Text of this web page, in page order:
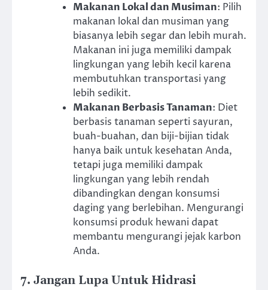
Makanan Lokal dan Musiman: Pilih
makanan lokal dan musiman yang
biasanya lebih segar dan lebih murah.
Makanan ini juga memiliki dampak
lingkungan yang lebih kecil karena
membutuhkan transportasi yang
lebih sedikit.
Makanan Berbasis Tanaman: Diet
berbasis tanaman seperti sayuran,
buah-buahan, dan biji-bijian tidak
hanya baik untuk kesehatan Anda,
tetapi juga memiliki dampak
lingkungan yang lebih rendah
dibandingkan dengan konsumsi
daging yang berlebihan. Mengurangi
konsumsi produk hewani dapat
membantu mengurangi jejak karbon
Anda.
7. Jangan Lupa Untuk Hidrasi